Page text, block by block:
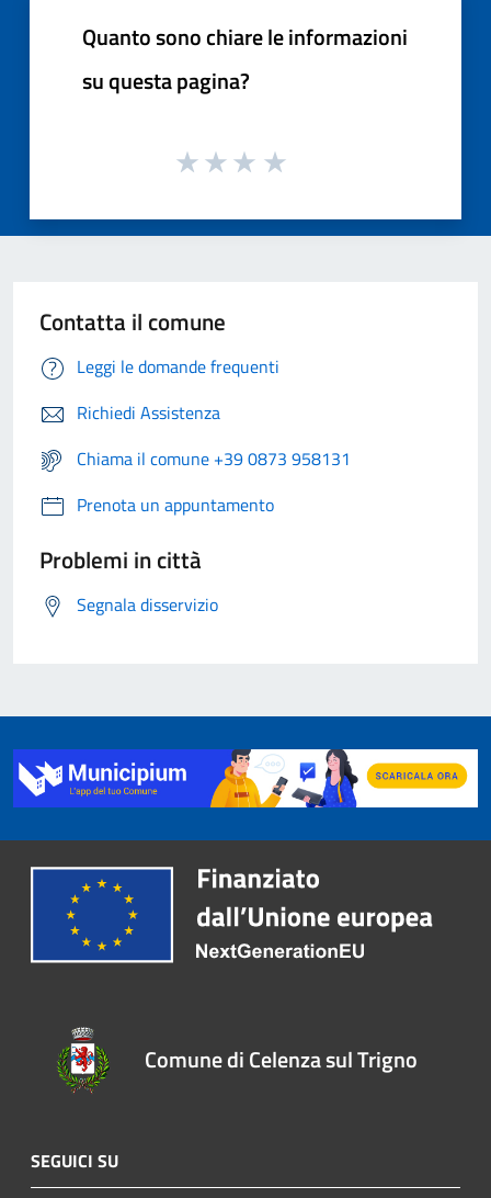
Quanto sono chiare le informazioni
su questa pagina?
Contatta il comune
Leggi le domande frequenti
Richiedi Assistenza
Chiama il comune +39 0873 958131
Prenota un appuntamento
Problemi in città
Segnala disservizio
Comune di Celenza sul Trigno
SEGUICI SU